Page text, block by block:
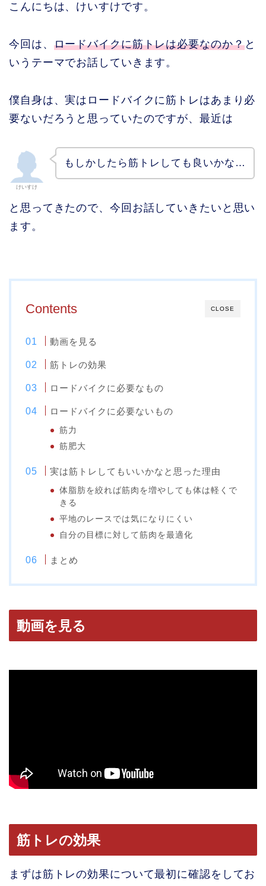
こんにちは、けいすけです。
今回は、 ロードバイクに筋トレは必要なのか？と
いうテーマでお話していきます。
僕自身は、実はロードバイクに筋トレはあまり必
要ないだろうと思っていたのですが、最近は
けいすけ
もしかしたら筋トレしても良いかな…
と思ってきたので、今回お話していきたいと思い
ます。
CLOSE
Contents
動画を見る
筋トレの効果
ロードバイクに必要なもの
ロードバイクに必要ないもの
筋力
筋肥大
実は筋トレしてもいいかなと思った理由
体脂肪を絞れば筋肉を増やしても体は軽くで
きる
平地のレースでは気になりにくい
自分の目標に対して筋肉を最適化
まとめ
動画を見る
筋トレの効果
まずは筋トレの効果について最初に確認をしてお